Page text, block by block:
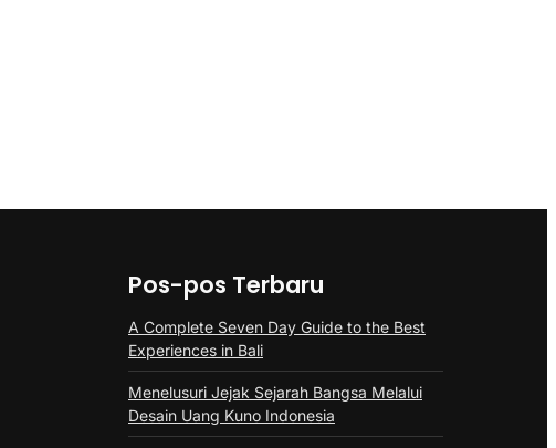
Pos-pos Terbaru
A Complete Seven Day Guide to the Best
Experiences in Bali
Menelusuri Jejak Sejarah Bangsa Melalui
Desain Uang Kuno Indonesia